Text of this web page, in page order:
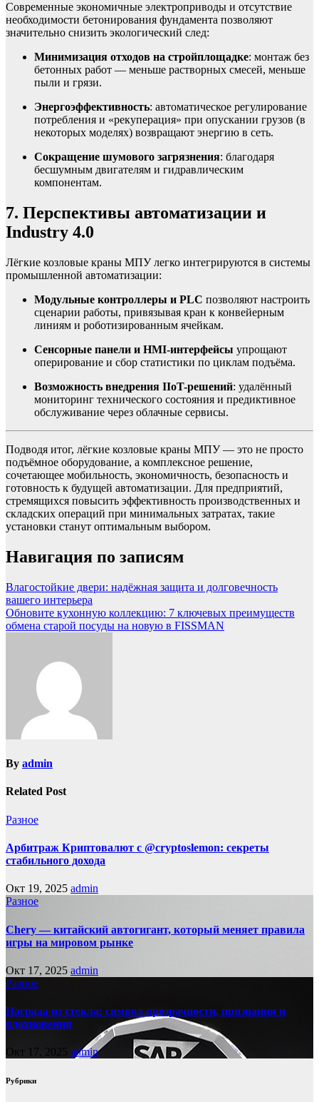
Современные экономичные электроприводы и отсутствие
необходимости бетонирования фундамента позволяют
значительно снизить экологический след:
Минимизация отходов на стройплощадке: монтаж без
бетонных работ — меньше растворных смесей, меньше
пыли и грязи.
Энергоэффективность: автоматическое регулирование
потребления и «рекуперация» при опускании грузов (в
некоторых моделях) возвращают энергию в сеть.
Сокращение шумового загрязнения: благодаря
бесшумным двигателям и гидравлическим
компонентам.
7. Перспективы автоматизации и
Industry 4.0
Лёгкие козловые краны МПУ легко интегрируются в системы
промышленной автоматизации:
Модульные контроллеры и PLC позволяют настроить
сценарии работы, привязывая кран к конвейерным
линиям и роботизированным ячейкам.
Сенсорные панели и HMI-интерфейсы упрощают
оперирование и сбор статистики по циклам подъёма.
Возможность внедрения IIoT-решений: удалённый
мониторинг технического состояния и предиктивное
обслуживание через облачные сервисы.
Подводя итог, лёгкие козловые краны МПУ — это не просто
подъёмное оборудование, а комплексное решение,
сочетающее мобильность, экономичность, безопасность и
готовность к будущей автоматизации. Для предприятий,
стремящихся повысить эффективность производственных и
складских операций при минимальных затратах, такие
установки станут оптимальным выбором.
Навигация по записям
Влагостойкие двери: надёжная защита и долговечность
вашего интерьера
Обновите кухонную коллекцию: 7 ключевых преимуществ
обмена старой посуды на новую в FISSMAN
By admin
Related Post
Разное
Арбитраж Криптовалют с @cryptoslemon: секреты
стабильного дохода
Окт 19, 2025 admin
Разное
Chery — китайский автогигант, который меняет правила
игры на мировом рынке
Окт 17, 2025 admin
Разное
Награда из стекла: символ прозрачности, признания и
вдохновения
Окт 17, 2025 admin
Рубрики